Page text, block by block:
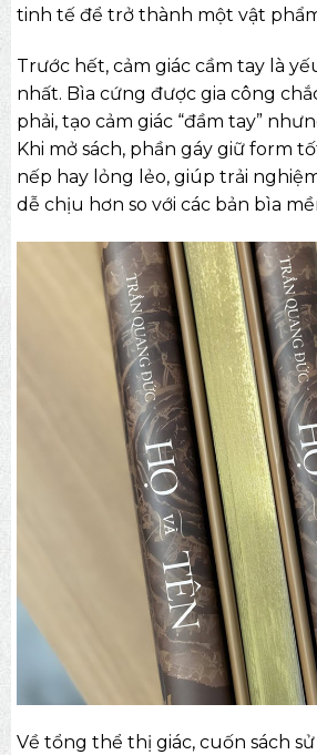
tinh tế để trở thành một vật
Trước hết, cảm giác cầm tay là
nhất. Bìa cứng được gia công
phải, tạo cảm giác “đầm tay”
Khi mở sách, phần gáy giữ form
nếp hay lỏng lẻo, giúp trải
dễ chịu hơn so với các bản bìa
Về tổng thể thị giác, cuốn sách